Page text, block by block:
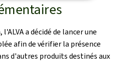
a décidé de lancer une
afin de vérifier la présence
d'autres produits destinés aux